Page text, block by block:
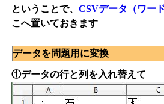
ということで、 CSVデータ（ワー
こへ置いておきます
データを問題用に変換
①データの行と列を入れ替えて